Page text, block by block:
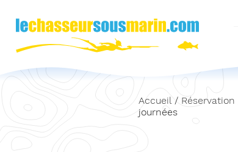
Accueil/ Réservation
journées